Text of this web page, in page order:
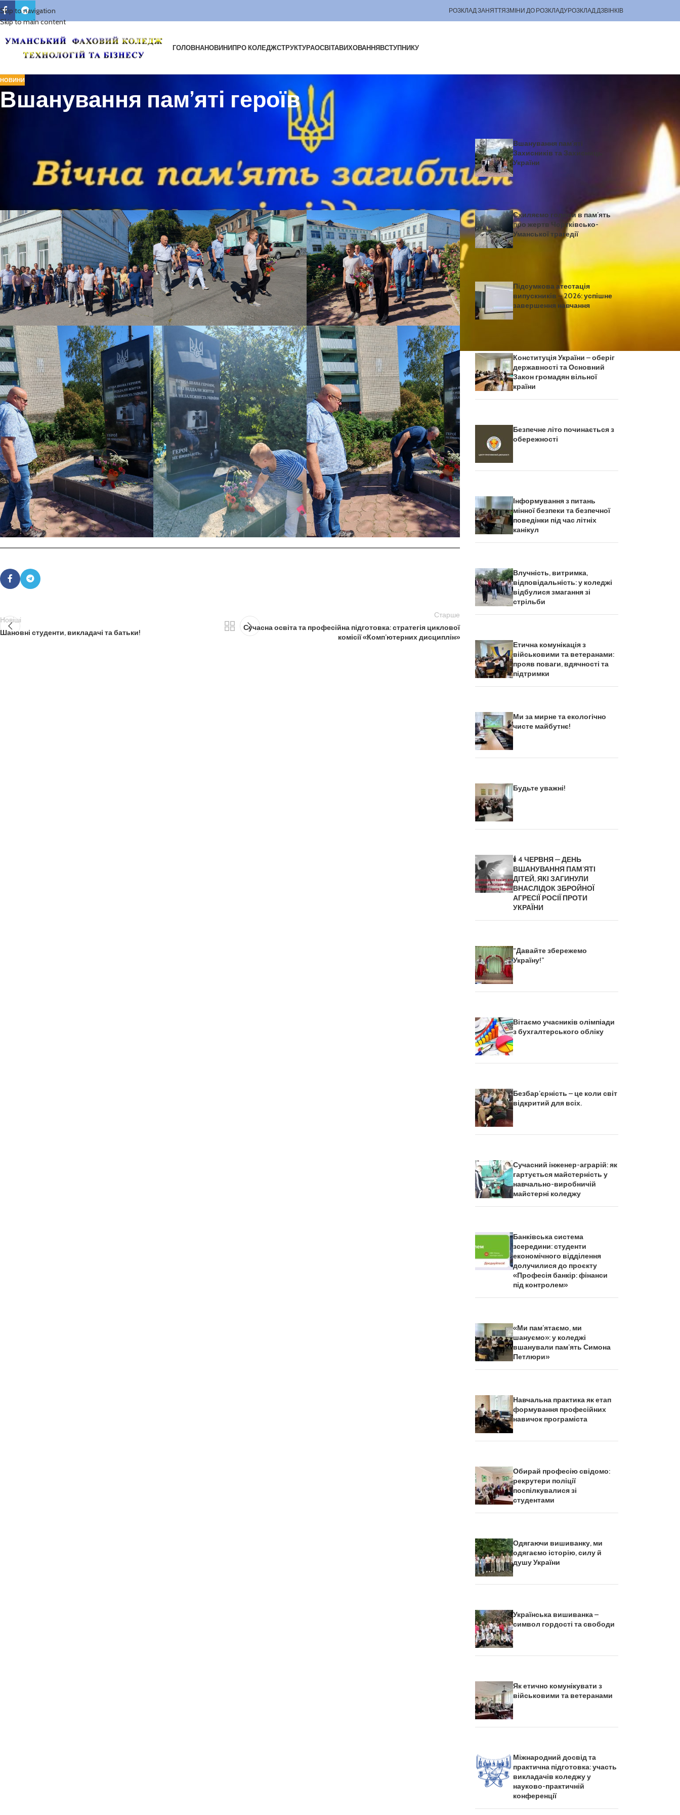
Skip to navigation
Skip to main content
РОЗКЛАД ЗАНЯТТЯЗМІНИ ДО РОЗКЛАДУРОЗКЛАД ДЗВІНКІВ
ГОЛОВНАНОВИНИПРО КОЛЕДЖСТРУКТУРАОСВІТАВИХОВАННЯВСТУПНИКУ
НОВИНИ
Вшанування пам’яті героїв
Сьогодні студенти, працівники та адміністрація коледжу поклали квіти до пам’ятного місця на знак глибокої шани та вдячності героям, які
Такі заходи є важливим свідченням того, що молодь і освітянська спільнота зберігають пам’ять про подвиг захисників та усвідомлюють
значення їхньої жертовності для майбутнього нашої держави.
Пам’ятаємо та схиляємо голови перед світлою пам’яттю героїв України.
Новіші
Шановні студенти, викладачі та батьки!
Старше
Сучасна освіта та професійна підготовка: стратегія циклової
комісії «Комп’ютерних дисциплін»
Вшанування пам’яті
Захисників та Захисниць
України
Схиляємо голови в пам’ять
про жертв Чортківсько-
Уманської трагедії
Підсумкова атестація
випускників – 2026: успішне
завершення навчання
Конституція України – оберіг
державності та Основний
Закон громадян вільної
країни
Безпечне літо починається з
обережності
Інформування з питань
мінної безпеки та безпечної
поведінки під час літніх
канікул
Влучність, витримка,
відповідальність: у коледжі
відбулися змагання зі
стрільби
Етична комунікація з
військовими та ветеранами:
прояв поваги, вдячності та
підтримки
Ми за мирне та екологічно
чисте майбутнє!
Будьте уважні!
🕯️ 4 ЧЕРВНЯ — ДЕНЬ
ВШАНУВАННЯ ПАМ’ЯТІ
ДІТЕЙ, ЯКІ ЗАГИНУЛИ
ВНАСЛІДОК ЗБРОЙНОЇ
АГРЕСІЇ РОСІЇ ПРОТИ
УКРАЇНИ
“Давайте збережемо
Україну!”
Вітаємо учасників олімпіади
з бухгалтерського обліку
Безбар’єрність – це коли світ
відкритий для всіх.
Сучасний інженер-аграрій: як
гартується майстерність у
навчально-виробничій
майстерні коледжу
Банківська система
зсередини: студенти
економічного відділення
долучилися до проєкту
«Професія банкір: фінанси
під контролем»
«Ми пам’ятаємо, ми
шануємо»: у коледжі
вшанували пам’ять Симона
Петлюри»
Навчальна практика як етап
формування професійних
навичок програміста
Обирай професію свідомо:
рекрутери поліції
поспілкувалися зі
студентами
Одягаючи вишиванку, ми
одягаємо історію, силу й
душу України
Українська вишиванка –
символ гордості та свободи
Як етично комунікувати з
військовими та ветеранами
Міжнародний досвід та
практична підготовка: участь
викладачів коледжу у
науково-практичній
конференції